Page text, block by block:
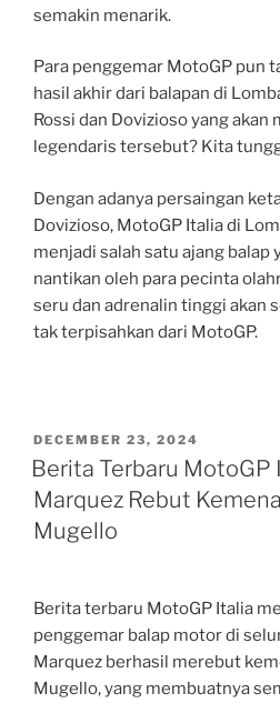
semakin menarik.
Para penggemar MotoGP pun
hasil akhir dari balapan di
Rossi dan Dovizioso yang
legendaris tersebut? Kita
Dengan adanya persaingan
Dovizioso, MotoGP Italia di
menjadi salah satu ajang balap
nantikan oleh para pecinta
seru dan adrenalin tinggi akan
tak terpisahkan dari MotoGP.
POSTED
ON
DECEMBER 23, 2024
Berita Terbaru MotoGP
Marquez Rebut
Mugello
Berita terbaru MotoGP Italia
penggemar balap motor di
Marquez berhasil merebut
Mugello, yang membuatnya